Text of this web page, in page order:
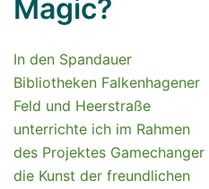
Magic?
In den Spandauer
Bibliotheken Falkenhagener
Feld und Heerstraße
unterrichte ich im Rahmen
des Projektes Gamechanger
die Kunst der freundlichen